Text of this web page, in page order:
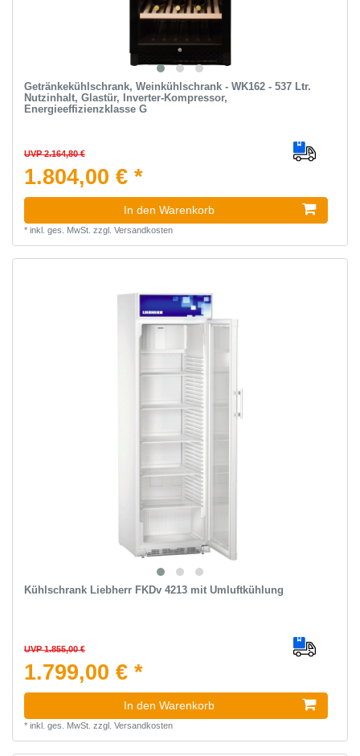
Getränkekühlschrank, Weinkühlschrank - WK162 - 537 Ltr.
Nutzinhalt, Glastür, Inverter-Kompressor,
Energieeffizienzklasse G
UVP 2.164,80 €
1.804,00 € *
In den Warenkorb
* inkl. ges. MwSt. zzgl. Versandkosten
Kühlschrank Liebherr FKDv 4213 mit Umluftkühlung
UVP 1.855,00 €
1.799,00 € *
In den Warenkorb
* inkl. ges. MwSt. zzgl. Versandkosten